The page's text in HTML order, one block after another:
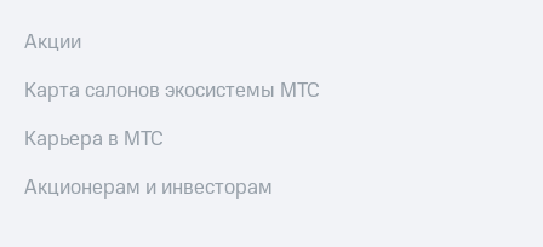
Акции
Карта салонов экосистемы МТС
Карьера в МТС
Акционерам и инвесторам